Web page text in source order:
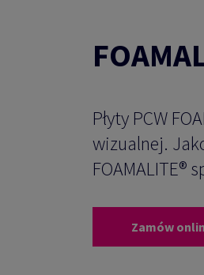
Płyty PCW
wizualnej.
FOAMALITE®
Zamów